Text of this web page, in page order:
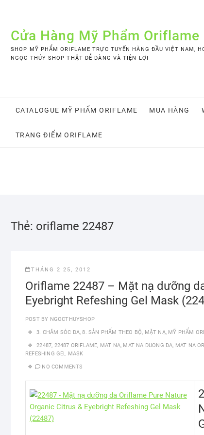
contentCửa Hàng Mỹ Phẩm
SHOP MỸ PHẨM ORIFLAME TRỰC TUYẾN HÀNG ĐẦU VIỆT NAM,
NGỌC THÚY SHOP THẬT DỄ DÀNG VÀ TIỆN LỢI
CATALOGUE MỸ PHẨM ORIFLAME MUA HÀNG
TRANG ĐIỂM ORIFLAME
Thẻ: oriflame 22487
THÁNG 2 25, 2012
Oriflame 22487 – Mặt nạ dưỡng
Eyebright Refeshing Gel Mask
POST BY NGOCTHUYSHOP
3. CHĂM SÓC DA,8. SẢN PHẨM THEO BỘ, MẶT NẠ, MỸ PHẨM
22487, 22487 ORIFLAME, MAT NA, MAT NA DUONG DA, MAT NA
REFESHING GEL MASK
NO COMMENTS